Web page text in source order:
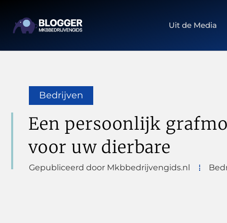
Uit de Media
Bedrijven
Een persoonlijk
voor uw dierbare
Gepubliceerd door Mkbbedrijvengids.nl